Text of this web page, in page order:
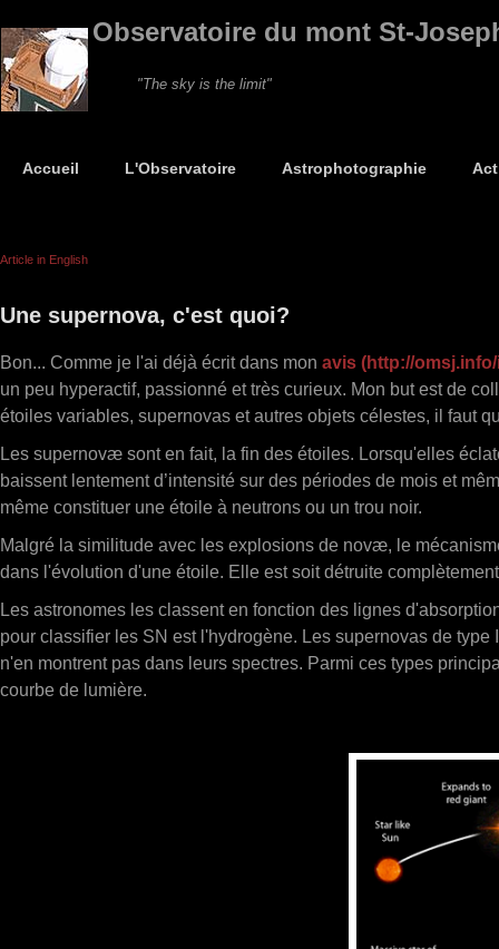
Observatoire du mont St-
"The sky is the limit"
Accueil L'Observatoire Astrophotographie
Article in English
Une supernova, c'est quoi?
Bon... Comme je l'ai déjà écrit dans mon avis (http://
un peu hyperactif, passionné et très curieux. Mon but est de
étoiles variables, supernovas et autres objets célestes, il faut
Les supernovæ sont en fait, la fin des étoiles. Lorsqu'elles
baissent lentement d’intensité sur des périodes de mois et
même constituer une étoile à neutrons ou un trou noir.
Malgré la similitude avec les explosions de novæ, le
dans l'évolution d'une étoile. Elle est soit détruite
Les astronomes les classent en fonction des lignes
pour classifier les SN est l'hydrogène. Les supernovas de
n'en montrent pas dans leurs spectres. Parmi ces types
courbe de lumière.